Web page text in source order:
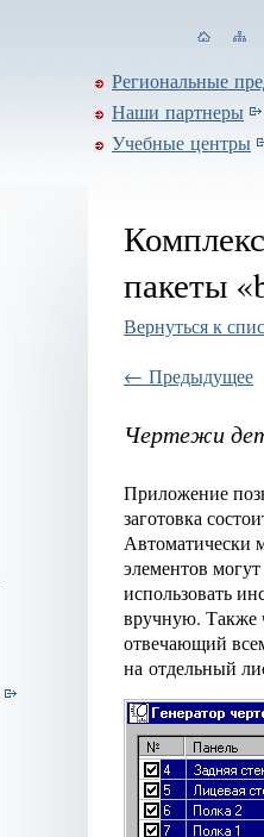
Региональные
Наши партнеры
Учебные центры
пакеты
Вернуться к
← Предыдущее
Чертежи
Приложение
заготовка
Автоматически
элементов
использовать
вручную. Также
отвечающий
на отдельный